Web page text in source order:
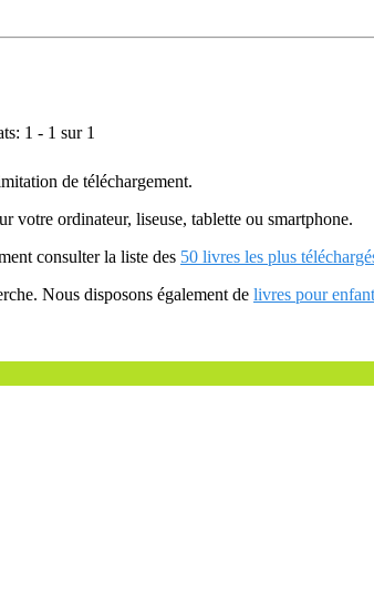
1 - 1 sur 1
de téléchargement.
votre ordinateur, liseuse, tablette ou smartphone.
consulter la liste des 50 livres les plus
Nous disposons également de livres pour